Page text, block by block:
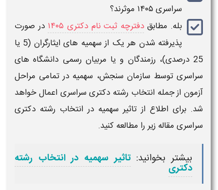
سراسری ۱۴۰۵​
موثرند؟
بله. مطابقدفترچه ثبت نام دکتری ۱۴۰۵​
در صورت
پذیرفته شدن هر یک از سهمیه های ایثارگران
(5 یا
25 درصدی)
، رزمندگان و یا مربیان رسمی دانشگاه های
سراسری توسط سازمان سنجش، سهمیه در تمامی مراحل
آزمون از جملهانتخاب رشته دکتری سراسریاعمال خواهد
شد. برای اطلاع از تاثیر سهمیه در انتخاب رشته دکتری
سراسری مقاله زیر را مطالعه کنید.
بیشتر بخوانید: تاثیر سهمیه در انتخاب رشته
دکتری